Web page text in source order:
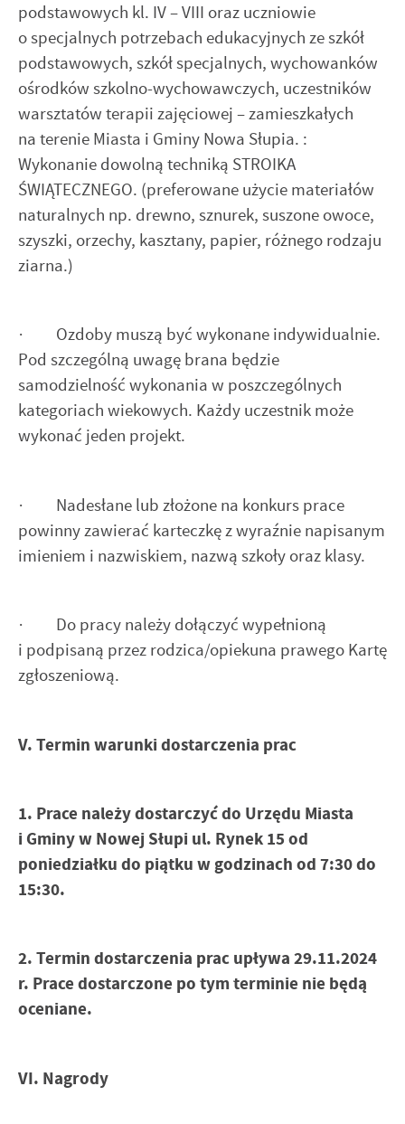
podstawowych kl. IV – VIII oraz uczniowie
o specjalnych potrzebach edukacyjnych ze szkół
podstawowych, szkół specjalnych, wychowanków
ośrodków szkolno-wychowawczych, uczestników
warsztatów terapii zajęciowej – zamieszkałych
na terenie Miasta i Gminy Nowa Słupia. :
Wykonanie dowolną techniką STROIKA
ŚWIĄTECZNEGO. (preferowane użycie materiałów
naturalnych np. drewno, sznurek, suszone owoce,
szyszki, orzechy, kasztany, papier, różnego rodzaju
ziarna.)
· Ozdoby muszą być wykonane indywidualnie.
Pod szczególną uwagę brana będzie
samodzielność wykonania w poszczególnych
kategoriach wiekowych. Każdy uczestnik może
wykonać jeden projekt.
· Nadesłane lub złożone na konkurs prace
powinny zawierać karteczkę z wyraźnie napisanym
imieniem i nazwiskiem, nazwą szkoły oraz klasy.
· Do pracy należy dołączyć wypełnioną
i podpisaną przez rodzica/opiekuna prawego Kartę
zgłoszeniową.
V. Termin warunki dostarczenia prac
1. Prace należy dostarczyć do Urzędu Miasta
i Gminy w Nowej Słupi ul. Rynek 15 od
poniedziałku do piątku w godzinach od 7:30 do
15:30.
2. Termin dostarczenia prac upływa 29.11.2024
r. Prace dostarczone po tym terminie nie będą
oceniane.
VI. Nagrody